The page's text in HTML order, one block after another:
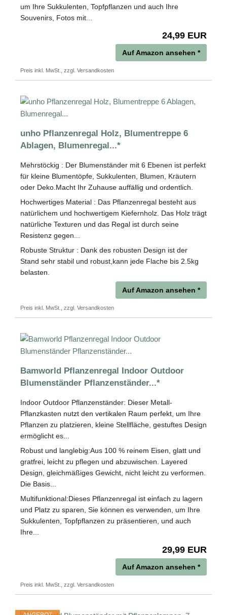
um Ihre Sukkulenten, Topfpflanzen und auch Ihre
Souvenirs, Fotos mit...
24,99 EUR
Auf Amazon ansehen *
Preis inkl. MwSt., zzgl. Versandkosten
unho Pflanzenregal Holz, Blumentreppe 6
Ablagen, Blumenregal...*
Mehrstöckig : Der Blumenständer mit 6 Ebenen ist perfekt
für kleine Blumentöpfe, Sukkulenten, Blumen, Kräutern
oder Deko.Macht Ihr Zuhause auffällig und ordentlich.
Hochwertiges Material : Das Pflanzenregal besteht aus
natürlichem und hochwertigem Kiefernholz. Das Holz trägt
natürliche Texturen und das Regal ist durch seine
Resistenz gegen...
Robuste Struktur : Dank des robusten Design ist der
Stand sehr stabil und robust,kann jede Flache bis 2.5kg
belasten.
Auf Amazon ansehen *
Preis inkl. MwSt., zzgl. Versandkosten
Bamworld Pflanzenregal Indoor Outdoor
Blumenständer Pflanzenständer...*
Indoor Outdoor Pflanzenständer: Dieser Metall-
Pflanzkasten nutzt den vertikalen Raum perfekt, um Ihre
Pflanzen zu platzieren, kleine Stellfläche, gestuftes Design
ermöglicht es...
Robust und langlebig:Aus 100 % reinem Eisen, glatt und
gratfrei, leicht zu pflegen und abzuwischen. Layered
Design, gleichmäßiges Gewicht, nicht leicht zu verformen.
Die Basis...
Multifunktional:Dieses Pflanzenregal ist einfach zu lagern
und Platz zu sparen, Sie können es verwenden, um Ihre
Sukkulenten, Topfpflanzen zu präsentieren, und auch
Ihre...
29,99 EUR
Auf Amazon ansehen *
Preis inkl. MwSt., zzgl. Versandkosten